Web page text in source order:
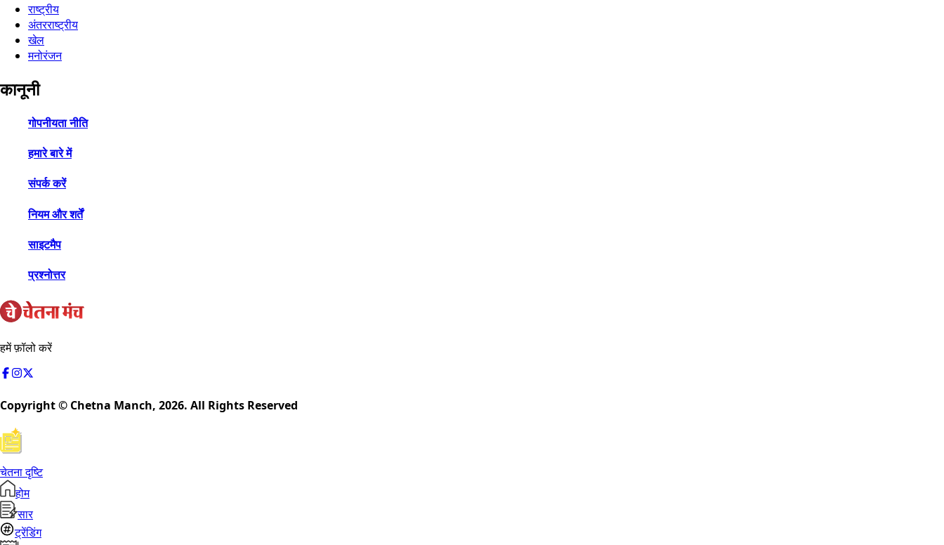
राष्ट्रीय
अंतरराष्ट्रीय
खेल
मनोरंजन
कानूनी
गोपनीयता नीति
हमारे बारे में
संपर्क करें
नियम और शर्तें
साइटमैप
प्रश्नोत्तर
हमें फ़ॉलो करें
Copyright © Chetna Manch, 2026. All Rights Reserved
चेतना दृष्टि
होम
सार
ट्रेंडिंग